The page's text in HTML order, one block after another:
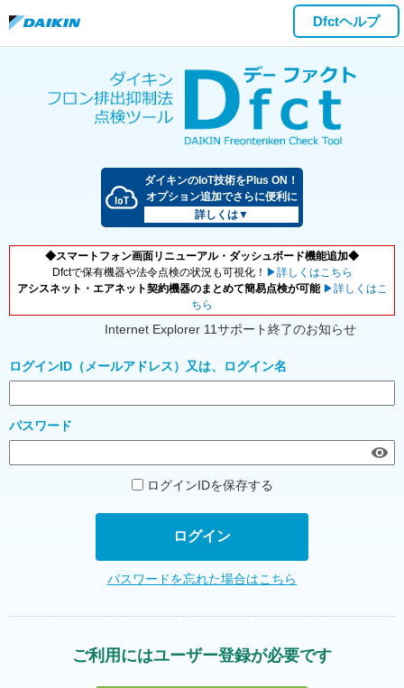
Dfctヘルプ
ダイキンのIoT技術をPlus ON！
オプション追加でさらに便利に
詳しくは▼
◆スマートフォン画面リニューアル・ダッシュボード機能追加◆
Dfctで保有機器や法令点検の状況も可視化！ ▶詳しくはこちら
アシスネット・エアネット契約機器のまとめて簡易点検が可能 ▶詳しくはこ
ちら
Internet Explorer 11サポート終了のお知らせ
ログインID（メールアドレス）又は、ログイン名
パスワード
ログインIDを保存する
パスワードを忘れた場合はこちら
ご利用にはユーザー登録が必要です